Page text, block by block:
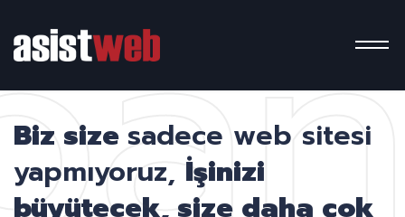
Biz size sadece web sitesi
yapmıyoruz, İşinizi
büyütecek, size daha çok